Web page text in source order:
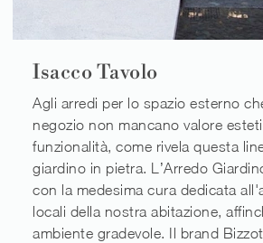
Isacco Tavolo
Agli arredi per lo spazio esterno
negozio non mancano valore
funzionalità, come rivela questa
giardino in pietra. L’Arredo
con la medesima cura dedicata
locali della nostra abitazione,
ambiente gradevole. Il brand